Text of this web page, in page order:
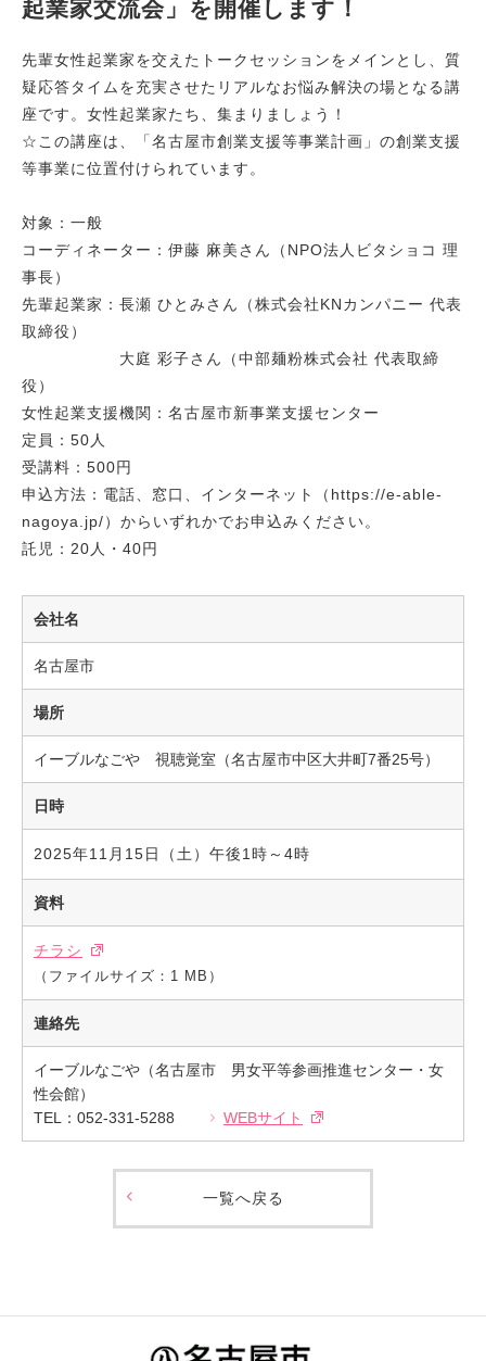
起業家交流会」を開催します！
先輩女性起業家を交えたトークセッションをメインとし、質
疑応答タイムを充実させたリアルなお悩み解決の場となる講
座です。女性起業家たち、集まりましょう！
☆この講座は、「名古屋市創業支援等事業計画」の創業支援
等事業に位置付けられています。
対象：一般
コーディネーター：伊藤 麻美さん（NPO法人ビタショコ 理
事長）
先輩起業家：長瀬 ひとみさん（株式会社KNカンパニー 代表
取締役）
大庭 彩子さん（中部麺粉株式会社 代表取締
役）
女性起業支援機関：名古屋市新事業支援センター
定員：50人
受講料：500円
申込方法：電話、窓口、インターネット（https://e-able-
nagoya.jp/）からいずれかでお申込みください。
託児：20人・40円
会社名
名古屋市
場所
イーブルなごや 視聴覚室（名古屋市中区大井町7番25号）
日時
2025年11月15日（土）午後1時～4時
資料
チラシ
（ファイルサイズ：1 MB）
連絡先
イーブルなごや（名古屋市 男女平等参画推進センター・女
性会館）
TEL：052-331-5288
WEBサイト
一覧へ戻る